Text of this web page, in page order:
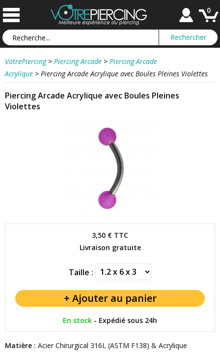
0
VotrePiercing > Piercing Arcade > Piercing Arcade
Acrylique > Piercing Arcade Acrylique avec Boules Pleines Violettes
Piercing Arcade Acrylique avec Boules Pleines
Violettes
3,50 € TTC
Livraison gratuite
Taille :
En stock - Expédié sous 24h
Matière : Acier Chirurgical 316L (ASTM F138) & Acrylique